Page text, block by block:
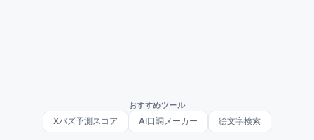
おすすめツール
Xバズ予測スコア AI口調メーカー 絵文字検索